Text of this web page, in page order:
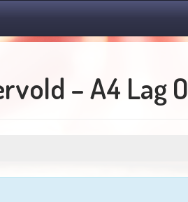
– A4 Lag